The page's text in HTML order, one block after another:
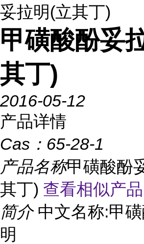
妥拉明(立其丁)
甲磺酸酚妥
其丁)
2016-05-12
产品详情
Cas： 65-28-1
产品名称甲磺酸酚
其丁) 查看相似产
简介 中文名称:甲
明